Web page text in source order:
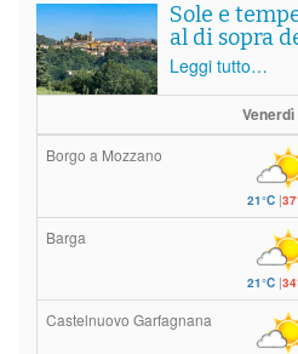
Sole e
al di sopra
Leggi tutto…
Venerdì
Borgo a Mozzano
21°C|
Barga
21°C|
Castelnuovo Garfagnana